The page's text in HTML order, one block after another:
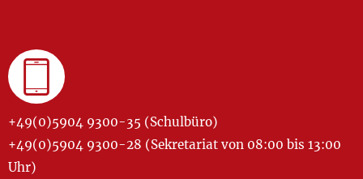
+49(0)5904 9300-35 (Schulbüro)
+49(0)5904 9300-28 (Sekretariat von 08:00 bis 13:00
Uhr)